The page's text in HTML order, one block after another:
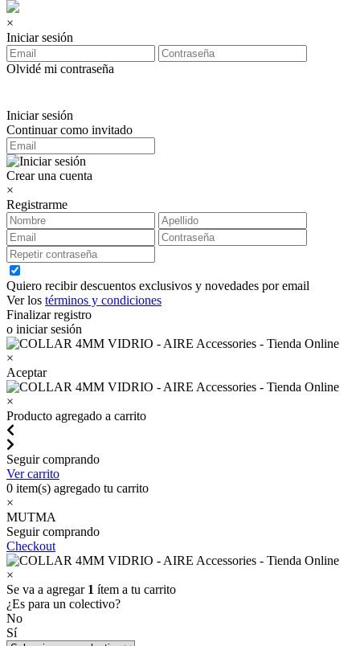
×
Iniciar sesión
Olvidé mi contraseña
Iniciar sesión
Continuar como invitado
Crear una cuenta
×
Registrarme
Quiero recibir descuentos exclusivos y novedades por email
Ver los términos y condiciones
Finalizar registro
o iniciar sesión
×
Aceptar
×
Producto agregado a carrito
Seguir comprando
Ver carrito
0 item(s) agregado tu carrito
×
MUTMA
Seguir comprando
Checkout
×
Se va a agregar 1 ítem a tu carrito
¿Es para un colectivo?
No
Sí